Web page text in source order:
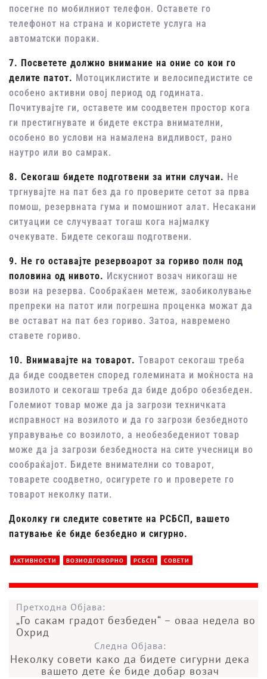
посегне по мобилниот телефон. Оставете го
телефонот на страна и користете услуга на
автоматски пораки.
7. Посветете должно внимание на оние со кои го
делите патот. Мотоциклистите и велосипедистите се
особено активни овој период од годината.
Почитувајте ги, оставете им соодветен простор кога
ги престигнувате и бидете екстра внимателни,
особено во услови на намалена видливост, рано
наутро или во самрак.
8. Секогаш бидете подготвени за итни случаи. Не
тргнувајте на пат без да го проверите сетот за прва
помош, резервната гума и помошниот алат. Несакани
ситуации се случуваат тогаш кога најмалку
очекувате. Бидете секогаш подготвени.
9. Не го оставајте резервоарот за гориво полн под
половина од нивото. Искусниот возач никогаш не
вози на резерва. Сообраќаен метеж, заобиколување
препреки на патот или погрешна проценка можат да
ве остават на пат без гориво. Затоа, навремено
ставете гориво.
10. Внимавајте на товарот. Товарот секогаш треба
да биде соодветен според големината и моќноста на
возилото и секогаш треба да биде добро обезбеден.
Големиот товар може да ја загрози техничката
исправност на возилото и да го загрози безбедното
управување со возилото, а необезбедениот товар
може да ја загрози безбедноста на сите учесници во
сообраќајот. Бидете внимателни со товарот,
товарете соодветно, осигурете го и проверете го
товарот неколку пати.
Доколку ги следите советите на РСБСП, вашето
патување ќе биде безбедно и сигурно.
АКТИВНОСТИ ВОЗИОДГОВОРНО РСБСП СОВЕТИ
Претходна Објава:
„Го сакам градот безбеден“ – оваа недела во
Охрид
Следна Објава:
Неколку совети како да бидете сигурни дека
вашето дете ќе биде добар возач